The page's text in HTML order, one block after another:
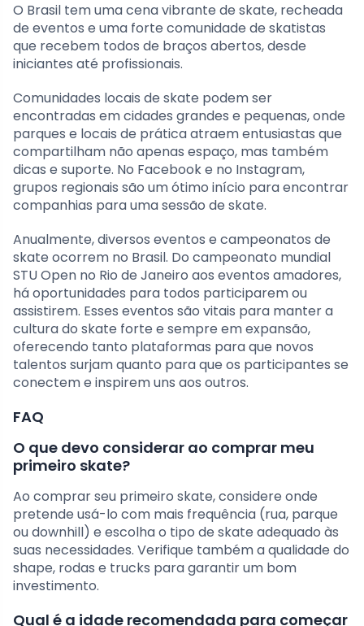
O Brasil tem uma cena vibrante de skate, recheada
de eventos e uma forte comunidade de skatistas
que recebem todos de braços abertos, desde
iniciantes até profissionais.
Comunidades locais de skate podem ser
encontradas em cidades grandes e pequenas, onde
parques e locais de prática atraem entusiastas que
compartilham não apenas espaço, mas também
dicas e suporte. No Facebook e no Instagram,
grupos regionais são um ótimo início para encontrar
companhias para uma sessão de skate.
Anualmente, diversos eventos e campeonatos de
skate ocorrem no Brasil. Do campeonato mundial
STU Open no Rio de Janeiro aos eventos amadores,
há oportunidades para todos participarem ou
assistirem. Esses eventos são vitais para manter a
cultura do skate forte e sempre em expansão,
oferecendo tanto plataformas para que novos
talentos surjam quanto para que os participantes se
conectem e inspirem uns aos outros.
FAQ
O que devo considerar ao comprar meu
primeiro skate?
Ao comprar seu primeiro skate, considere onde
pretende usá-lo com mais frequência (rua, parque
ou downhill) e escolha o tipo de skate adequado às
suas necessidades. Verifique também a qualidade do
shape, rodas e trucks para garantir um bom
investimento.
Qual é a idade recomendada para começar